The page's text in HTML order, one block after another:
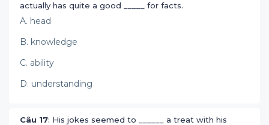
actually has quite a good _____ for facts.
A. head
B. knowledge
C. ability
D. understanding
Câu 17: His jokes seemed to ______ a treat with his